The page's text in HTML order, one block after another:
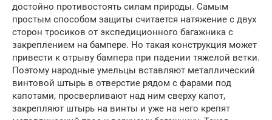
достойно противостоять силам природы. Самым
простым способом защиты считается натяжение с двух
сторон тросиков от экспедиционного багажника с
закреплением на бампере. Но такая конструкция может
привести к отрыву бампера при падении тяжелой ветки.
Поэтому народные умельцы вставляют металлический
винтовой штырь в отверстие рядом с фарами под
капотами, просверливают над ним сверху капот,
закрепляют штырь на винты и уже на него крепят